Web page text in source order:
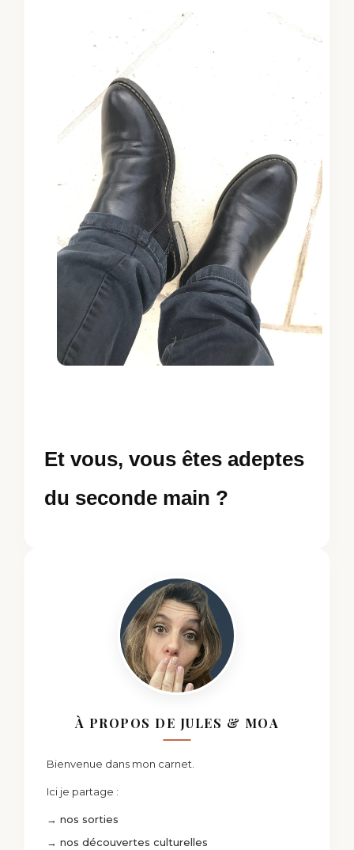
Et vous, vous êtes adeptes
du seconde main ?
À PROPOS DE JULES & MOA
Bienvenue dans mon carnet.
Ici je partage :
→ nos sorties
→ nos découvertes culturelles